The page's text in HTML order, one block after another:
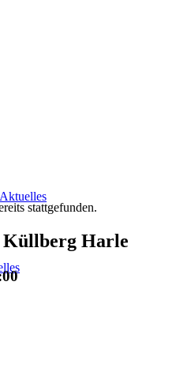
stattgefunden.
Küllberg Harle